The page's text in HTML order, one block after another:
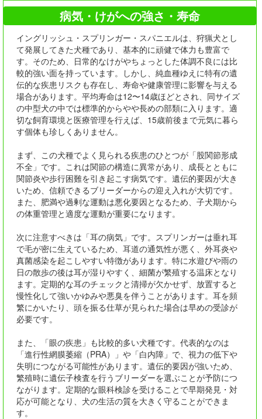
病気・けがへの強さ・寿命
イングリッシュ・スプリンガー・スパニエルは、狩猟犬とし
て発展してきた犬種であり、基本的に頑健で体力も豊富で
す。そのため、日常的なけがやちょっとした体調不良には比
較的強い面を持っています。しかし、純血種ゆえに特有の遺
伝的な疾患リスクも存在し、寿命や健康管理に影響を与える
場合があります。平均寿命は12〜14歳ほどとされ、同サイズ
の中型犬の中では標準的からやや長めの部類に入ります。適
切な飼育環境と医療管理を行えば、15歳前後まで元気に暮ら
す個体も珍しくありません。
まず、この犬種でよく見られる疾患のひとつが「股関節形成
不全」です。これは関節の構造に異常があり、成長とともに
関節炎や歩行困難を引き起こす病気です。遺伝的要因が大き
いため、信頼できるブリーダーからの迎え入れが大切です。
また、肥満や過剰な運動は悪化要因となるため、子犬期から
の体重管理と適度な運動が重要になります。
次に注意すべきは「耳の病気」です。スプリンガーは垂れ耳
で毛が密に生えているため、耳道の通気性が悪く、外耳炎や
真菌感染を起こしやすい特徴があります。特に水遊びや雨の
日の散歩の後は耳が湿りやすく、細菌が繁殖する温床となり
ます。定期的な耳のチェックと清掃が欠かせず、放置すると
慢性化して強いかゆみや悪臭を伴うことがあります。耳を頻
繁にかいたり、頭を振る仕草が見られた場合は早めの受診が
必要です。
また、「眼の疾患」も比較的多い犬種です。代表的なのは
「進行性網膜萎縮（PRA）」や「白内障」で、視力の低下や
失明につながる可能性があります。遺伝的要因が強いため、
繁殖時に遺伝子検査を行うブリーダーを選ぶことが予防につ
ながります。定期的な眼科検診を受けることで早期発見・対
応が可能となり、犬の生活の質を大きく守ることができま
す。